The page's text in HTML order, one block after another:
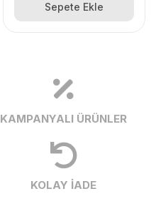
Sepete Ekle
KAMPANYALI ÜRÜNLER
KOLAY İADE